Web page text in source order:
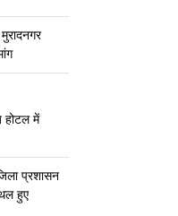
होटल में
प्रशासन
हुए